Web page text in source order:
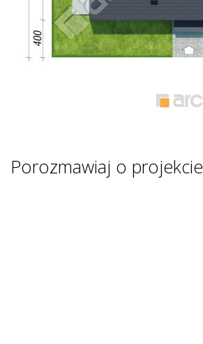
Porozmawiaj o projekcie